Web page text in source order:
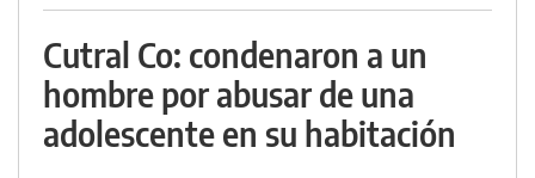
Cutral Co: condenaron a un
hombre por abusar de una
adolescente en su habitación